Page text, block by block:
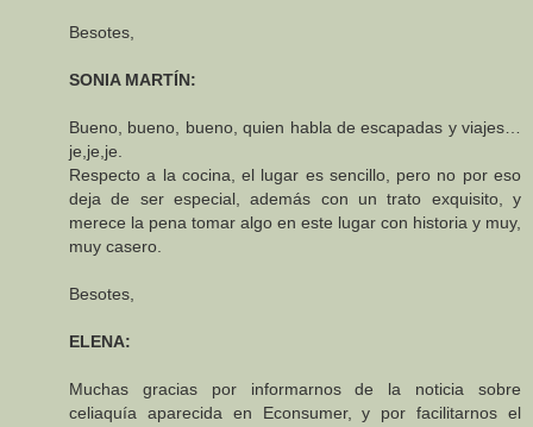
Besotes,
SONIA MARTÍN:
Bueno, bueno, bueno, quien habla de escapadas y viajes…
je,je,je.
Respecto a la cocina, el lugar es sencillo, pero no por eso
deja de ser especial, además con un trato exquisito, y
merece la pena tomar algo en este lugar con historia y muy,
muy casero.
Besotes,
ELENA:
Muchas gracias por informarnos de la noticia sobre
celiaquía aparecida en Econsumer, y por facilitarnos el